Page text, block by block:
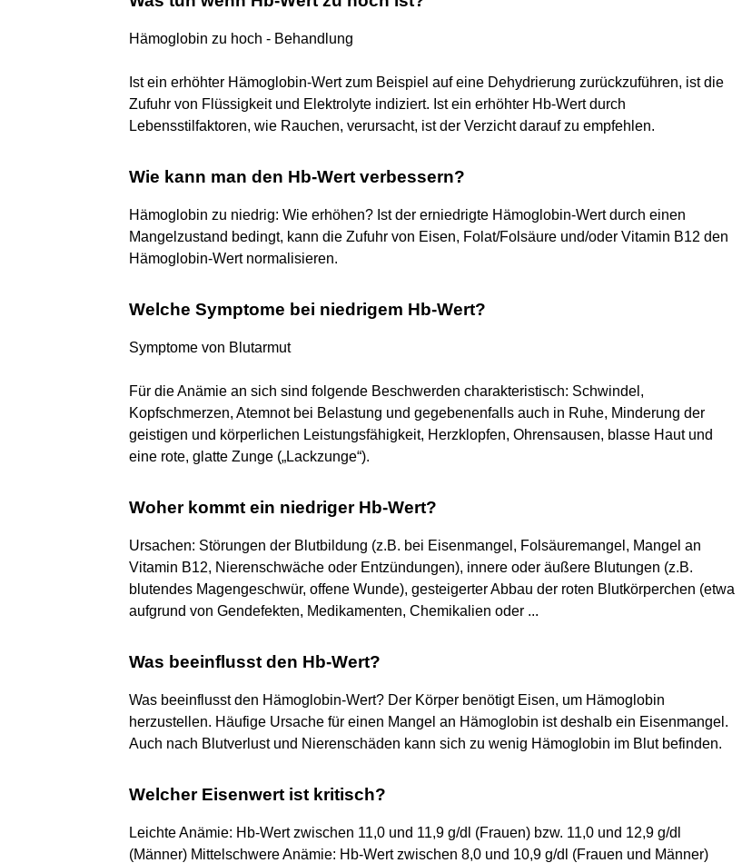
Hämoglobin zu hoch - Behandlung
Ist ein erhöhter Hämoglobin-Wert zum Beispiel auf eine Dehydrierung zurückzuführen, ist die
Zufuhr von Flüssigkeit und Elektrolyte indiziert. Ist ein erhöhter Hb-Wert durch
Lebensstilfaktoren, wie Rauchen, verursacht, ist der Verzicht darauf zu empfehlen.
Wie kann man den Hb-Wert verbessern?
Hämoglobin zu niedrig: Wie erhöhen? Ist der erniedrigte Hämoglobin-Wert durch einen
Mangelzustand bedingt, kann die Zufuhr von Eisen, Folat/Folsäure und/oder Vitamin B12 den
Hämoglobin-Wert normalisieren.
Welche Symptome bei niedrigem Hb-Wert?
Symptome von Blutarmut
Für die Anämie an sich sind folgende Beschwerden charakteristisch: Schwindel,
Kopfschmerzen, Atemnot bei Belastung und gegebenenfalls auch in Ruhe, Minderung der
geistigen und körperlichen Leistungsfähigkeit, Herzklopfen, Ohrensausen, blasse Haut und
eine rote, glatte Zunge („Lackzunge“).
Woher kommt ein niedriger Hb-Wert?
Ursachen: Störungen der Blutbildung (z.B. bei Eisenmangel, Folsäuremangel, Mangel an
Vitamin B12, Nierenschwäche oder Entzündungen), innere oder äußere Blutungen (z.B.
blutendes Magengeschwür, offene Wunde), gesteigerter Abbau der roten Blutkörperchen (etwa
aufgrund von Gendefekten, Medikamenten, Chemikalien oder ...
Was beeinflusst den Hb-Wert?
Was beeinflusst den Hämoglobin-Wert? Der Körper benötigt Eisen, um Hämoglobin
herzustellen. Häufige Ursache für einen Mangel an Hämoglobin ist deshalb ein Eisenmangel.
Auch nach Blutverlust und Nierenschäden kann sich zu wenig Hämoglobin im Blut befinden.
Welcher Eisenwert ist kritisch?
Leichte Anämie: Hb-Wert zwischen 11,0 und 11,9 g/dl (Frauen) bzw. 11,0 und 12,9 g/dl
(Männer) Mittelschwere Anämie: Hb-Wert zwischen 8,0 und 10,9 g/dl (Frauen und Männer)